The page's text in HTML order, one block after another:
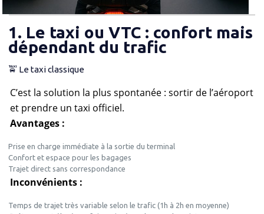
1. Le taxi ou VTC : confort mais
dépendant du trafic
🚖 Le taxi classique
C’est la solution la plus spontanée : sortir de l’aéroport
et prendre un taxi officiel.
Avantages :
Prise en charge immédiate à la sortie du terminal
Confort et espace pour les bagages
Trajet direct sans correspondance
Inconvénients :
Temps de trajet très variable selon le trafic (1h à 2h en moyenne)